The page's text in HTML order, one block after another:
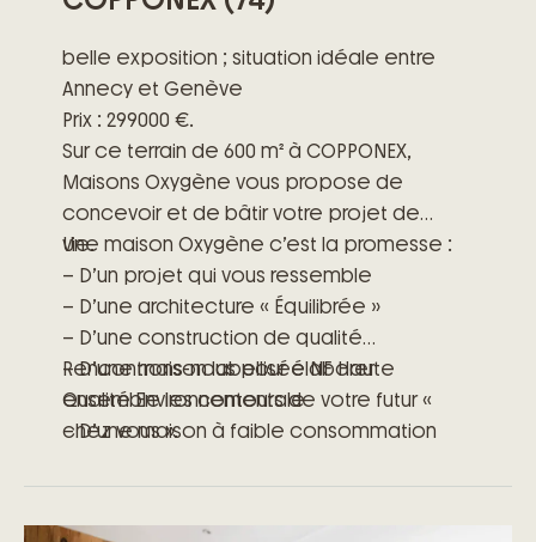
belle exposition ; situation idéale entre
Annecy et Genève
Prix : 299000 €.
Sur ce terrain de 600 m² à COPPONEX,
Maisons Oxygène vous propose de
concevoir et de bâtir votre projet de
vie.
Une maison Oxygène c’est la promesse :
– D’un projet qui vous ressemble
– D’une architecture « Équilibrée »
– D’une construction de qualité
– D’une maison labellisée NF Haute
Qualité Environnementale
– D’une maison à faible consommation
– D’engagements précis et clairs
– D’un accompagnement à toutes les
Rencontrons-nous pour élaborer
ensemble les contours de votre futur «
chez vous ».